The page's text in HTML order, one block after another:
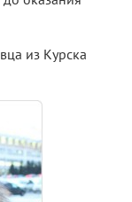
из Курска